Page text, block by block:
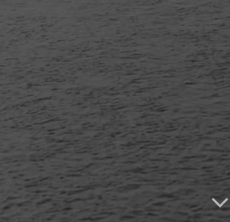
GRÂCE À BIOLUMINESCENCE LE TEMPS S’ARRÊTE,
AÉRIENNE PAR DRONE, VENEZ DÉCOUVRIR DES
TECHNOLOGIES PROFESSIONNELLES 4K.